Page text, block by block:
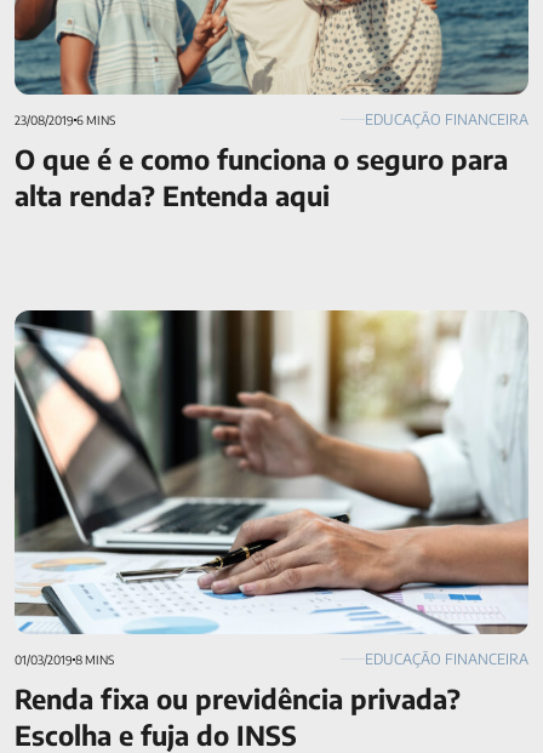
23/08/2019 6 MINS EDUCAÇÃO FINANCEIRA
O que é e como funciona o seguro para
alta renda? Entenda aqui
Renda fixa ou previdência privada? Escolha e fuja do INSS
01/03/2019 8 MINS EDUCAÇÃO FINANCEIRA
Renda fixa ou previdência privada?
Escolha e fuja do INSS